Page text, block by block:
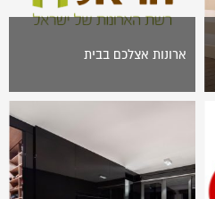
ארונות אצלכם בבית
[envira-gallery id="7273"]